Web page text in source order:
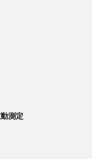
測定